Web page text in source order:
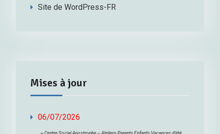
Site de WordPress-FR
Mises à jour
06/07/2026